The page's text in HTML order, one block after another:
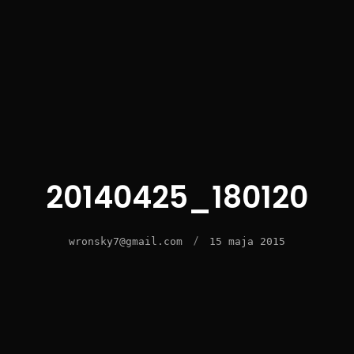
20140425_180120
wronsky7@gmail.com / 15 maja 2015